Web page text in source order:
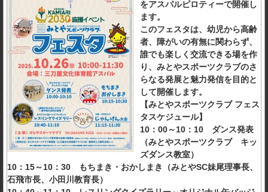
をアスパルピロティーで開催し
ます。
このフェスタは、幼児から高齢
者、障がいの有無に関わらず、
誰でも楽しく交流できる場を作
り、みとやスポーツクラブのさ
らなる発展と魅力発信を目的と
して開催します。
【みとやスポーツクラブ フェス
タスケジュール】
10：00～10：10 ダンス発表
（みとやスポーツクラブ キッ
ズダンス教室）
10：15～10：30 もちまき・おかしまき（みとやSC妹尾理事長、
石飛市長、小田川教育長）